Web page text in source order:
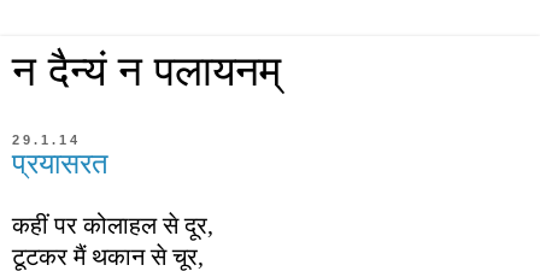
न दैन्यं न पलायनम्
29.1.14
प्रयासरत
कहीं पर कोलाहल से दूर,
टूटकर मैं थकान से चूर,